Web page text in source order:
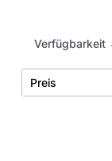
Preis